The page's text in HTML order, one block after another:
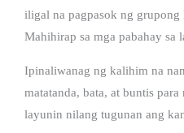
iligal na pagpasok ng
Mahihirap sa mga pabahay sa
Ipinaliwanag ng kalihim na
matatanda, bata, at buntis
layunin nilang tugunan ang